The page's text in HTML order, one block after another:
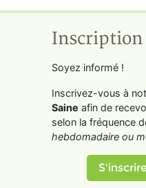
Soyez informé !
Inscrivez-vous à
Saine afin de
selon la fréquence
hebdomadaire ou